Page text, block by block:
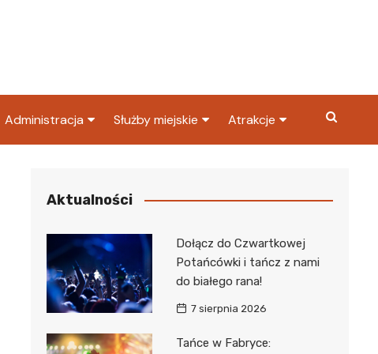
Administracja
Urząd Skarbowy
Służby miejskie
Policja
Atrakcje
Aktualności
Dołącz do Czwartkowej
Potańcówki i tańcz z nami
do białego rana!
7 sierpnia 2026
Tańce w Fabryce: